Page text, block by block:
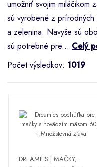
umožniť svojim miláčikom
sú vyrobené z prírodných
a zelenina. Navyše sú
sú potrebné pre... Celý
Počet výsledkov: 1019
DREAMIES | MAČKY,